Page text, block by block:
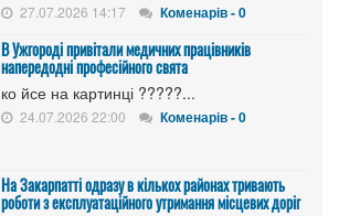
27.07.2026 14:17 Коменарів - 0
В Ужгороді привітали медичних працівників
напередодні професійного свята
ко йсе на картинці ?????...
24.07.2026 22:00 Коменарів - 0
На Закарпатті одразу в кількох районах тривають
роботи з експлуатаційного утримання місцевих доріг